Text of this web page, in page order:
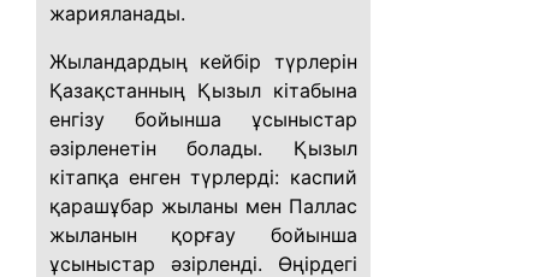
жарияланады.
Жыландардың кейбір түрлерін
Қазақстанның Қызыл кітабына
енгізу бойынша ұсыныстар
әзірленетін болады. Қызыл
кітапқа енген түрлерді: каспий
қарашұбар жыланы мен Паллас
жыланын қорғау бойынша
ұсыныстар әзірленді. Өңірдегі